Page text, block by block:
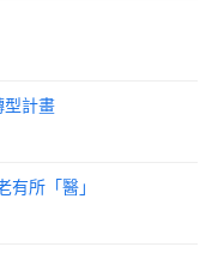
型計畫
有所「醫」